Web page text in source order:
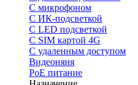
С микрофоном
С ИК-подсветкой
С LED подсветкой
C SIM картой 4G
C удаленным доступом
Видеоняня
PoE питание